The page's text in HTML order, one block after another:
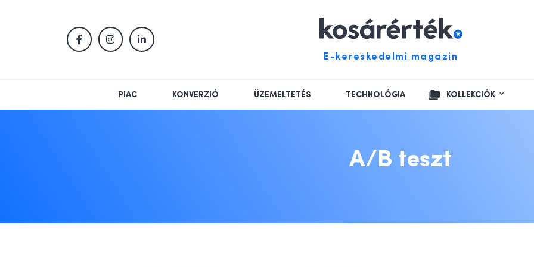
E-kereskedelmi magazin
PIAC KONVERZIÓ ÜZEMELTETÉS TECHNOLÓGIA KOLLEKCIÓK
A/B teszt